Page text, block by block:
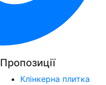
Пропозиції
Клінкерна плитка